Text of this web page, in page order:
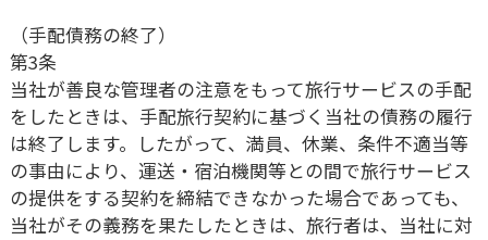
（手配債務の終了）
第3条
当社が善良な管理者の注意をもって旅行サービスの手配
をしたときは、手配旅行契約に基づく当社の債務の履行
は終了します。したがって、満員、休業、条件不適当等
の事由により、運送・宿泊機関等との間で旅行サービス
の提供をする契約を締結できなかった場合であっても、
当社がその義務を果たしたときは、旅行者は、当社に対